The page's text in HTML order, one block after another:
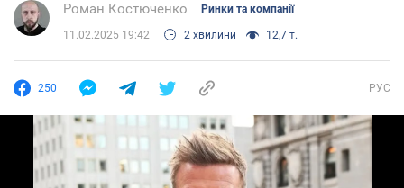
Роман Костюченко Ринки та компанії
11.02.2025 19:42 2 хвилини 12,7 т.
250 РУС